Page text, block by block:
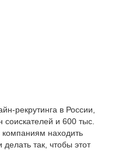
рекрутинга в России,
и 600 тыс.
находить
так, чтобы этот